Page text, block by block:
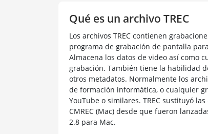
Qué es un archivo TREC
Los archivos TREC contienen
programa de grabación de pantalla
Almacena los datos de video así como
grabación. También tiene la habilidad
otros metadatos. Normalmente los
de formación informática, o cualquier
YouTube o similares. TREC sustituyó
CMREC (Mac) desde que fueron
2.8 para Mac.